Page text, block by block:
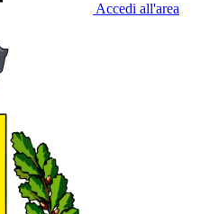
Accedi all'area